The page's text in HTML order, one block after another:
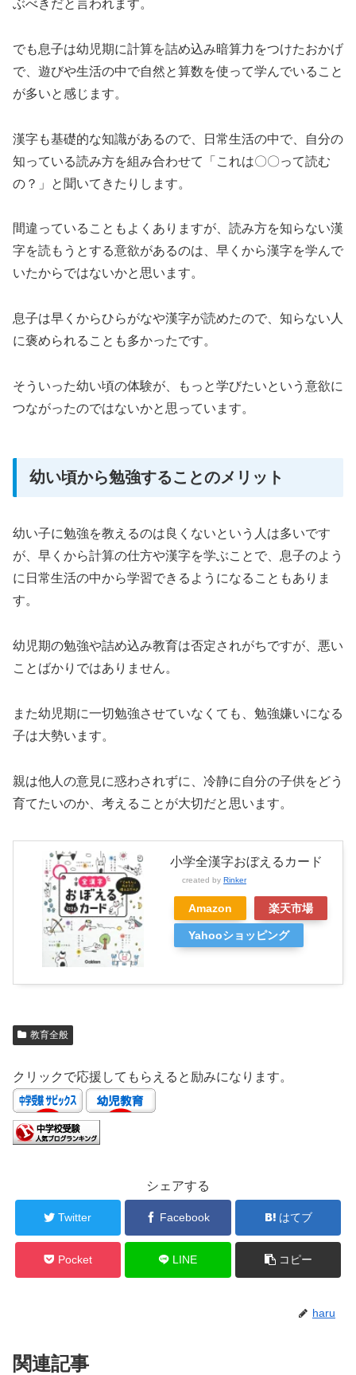
ぶべきだと言われます。
でも息子は幼児期に計算を詰め込み暗算力をつけたおかげ
で、遊びや生活の中で自然と算数を使って学んでいること
が多いと感じます。
漢字も基礎的な知識があるので、日常生活の中で、自分の
知っている読み方を組み合わせて「これは〇〇って読む
の？」と聞いてきたりします。
間違っていることもよくありますが、読み方を知らない漢
字を読もうとする意欲があるのは、早くから漢字を学んで
いたからではないかと思います。
息子は早くからひらがなや漢字が読めたので、知らない人
に褒められることも多かったです。
そういった幼い頃の体験が、もっと学びたいという意欲に
つながったのではないかと思っています。
幼い頃から勉強することのメリット
幼い子に勉強を教えるのは良くないという人は多いです
が、早くから計算の仕方や漢字を学ぶことで、息子のよう
に日常生活の中から学習できるようになることもありま
す。
幼児期の勉強や詰め込み教育は否定されがちですが、悪い
ことばかりではありません。
また幼児期に一切勉強させていなくても、勉強嫌いになる
子は大勢います。
親は他人の意見に惑わされずに、冷静に自分の子供をどう
育てたいのか、考えることが大切だと思います。
小学全漢字おぼえるカード
created by Rinker
Amazon 楽天市場
Yahooショッピング
教育全般
クリックで応援してもらえると励みになります。
シェアする
Twitter Facebook はてブ
Pocket LINE コピー
haru
関連記事